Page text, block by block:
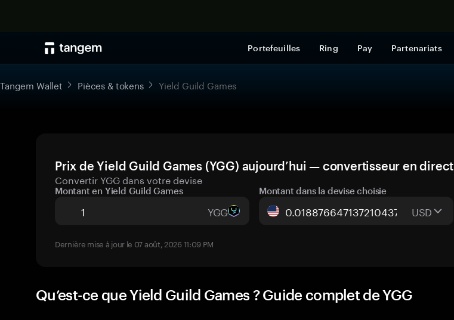
Portefeuilles Ring Pay Partenariats
Tangem Wallet Pièces & tokens Yield Guild Games
Prix de Yield Guild Games (YGG) aujourd’hui — convertisseur en direct
Convertir YGG dans votre devise
Montant en Yield Guild Games
YGG
Montant dans la devise choisie
USD
Dernière mise à jour le 07 août, 2026 11:09 PM
Qu’est-ce que Yield Guild Games ? Guide complet de YGG